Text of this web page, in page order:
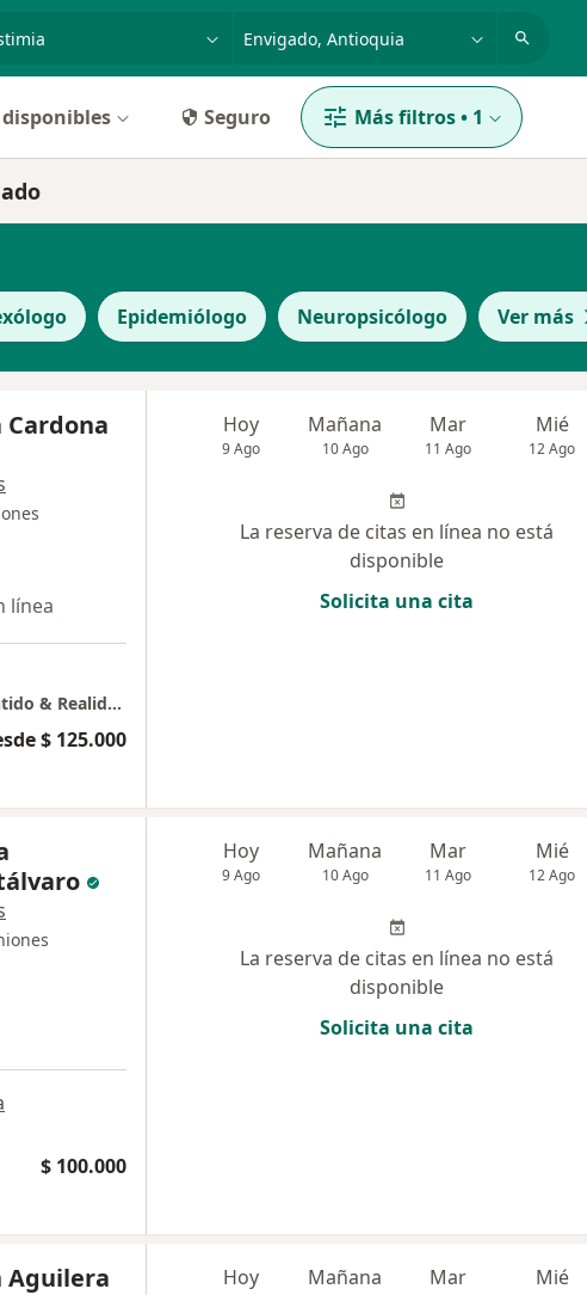
disponibles Seguro Más filtros• 1
Epidemiólogo Neuropsicólogo Ver más
línea
Centro de Servicios de Psicología, Sentido & Realidad
$ 125.000
Hoy
9 Ago
Mañana
10 Ago
Mar
11 Ago
Mié
12 Ago
La reserva de citas en línea no está
disponible
Solicita una cita
$ 100.000
Hoy
9 Ago
Mañana
10 Ago
Mar
11 Ago
Mié
12 Ago
La reserva de citas en línea no está
disponible
Solicita una cita
Aguilera
Hoy Mañana Mar Mié